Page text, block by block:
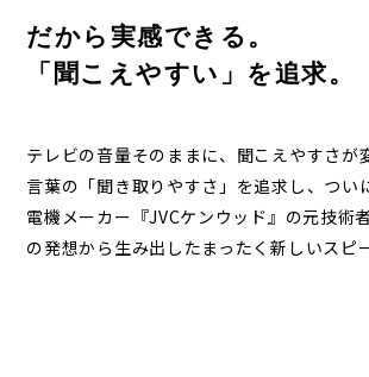
だから実感できる。
「聞こえやすい」を追求。
テレビの音量そのままに、聞こえやすさが
言葉の「聞き取りやすさ」を追求し、つい
電機メーカー『JVCケンウッド』の元技術
の発想から生み出したまったく新しいスピ